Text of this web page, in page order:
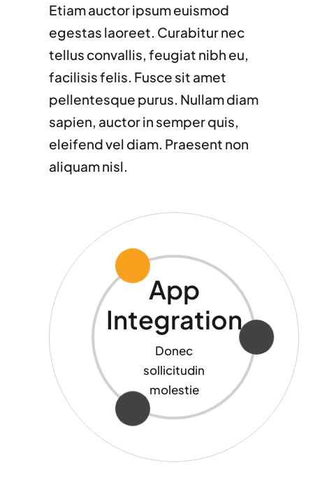
Etiam auctor ipsum euismod
egestas laoreet. Curabitur nec
tellus convallis, feugiat nibh eu,
facilisis felis. Fusce sit amet
pellentesque purus. Nullam diam
sapien, auctor in semper quis,
eleifend vel diam. Praesent non
aliquam nisl.
App
Integration
Donec
sollicitudin
molestie